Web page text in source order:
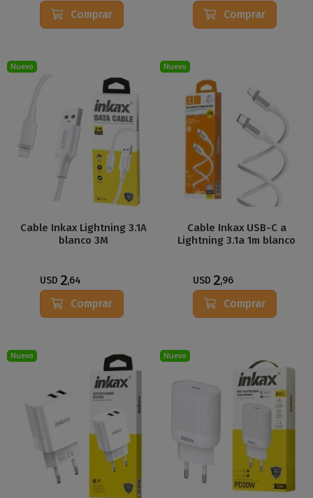
Comprar Comprar
Nuevo
Cable Inkax Lightning 3.1A
blanco 3M
USD 2,64
Comprar
Nuevo
Cable Inkax USB-C a
Lightning 3.1a 1m blanco
USD 2,96
Comprar
Nuevo Nuevo